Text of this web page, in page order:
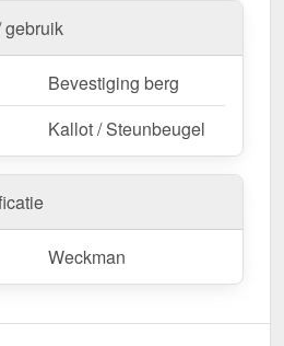
gebruik
Bevestiging berg
Kallot / Steunbeugel
Weckman